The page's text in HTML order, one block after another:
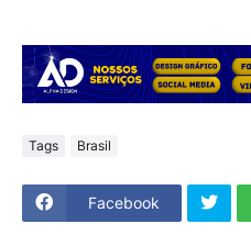
Tags Brasil
Facebook